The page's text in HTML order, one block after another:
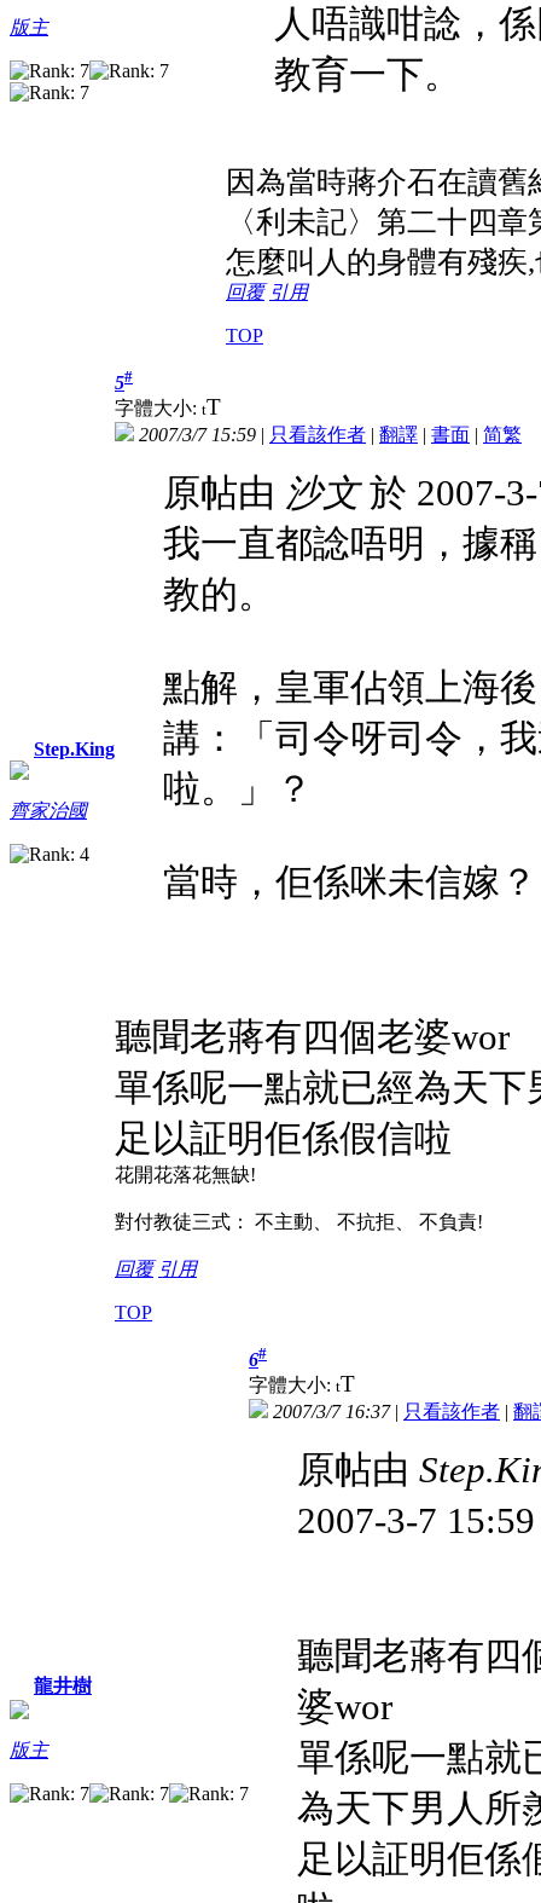
版主
人唔識咁諗，
教育一下。
因為當時蔣介石在讀
〈利未記〉第二十四
怎麼叫人的身體有殘疾
回覆 引用
TOP
Step.King
齊家治國
5#
字體大小: tT
2007/3/7 15:59 | 只看該作者 | 翻譯 | 書面 | 简繁
原帖由 沙文於 2007-
我一直都諗唔明，據
教的。
點解，皇軍佔領上海
講：「司令呀司令，
啦。」？
當時，佢係咪未信嫁
聽聞老蔣有四個老婆wor
單係呢一點就已經為天下
足以証明佢係假信啦
花開花落花無缺!
對付教徒三式： 不主動、 不抗拒、 不負責!
回覆 引用
TOP
龍井樹
版主
6#
字體大小: tT
2007/3/7 16:37| 只看該作者 | 翻
原帖由
2007-3-7
聽聞老蔣有四
婆wor
單係呢一點就
為天下男人所
足以証明佢係